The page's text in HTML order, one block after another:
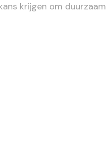
krijgen om duurzaam